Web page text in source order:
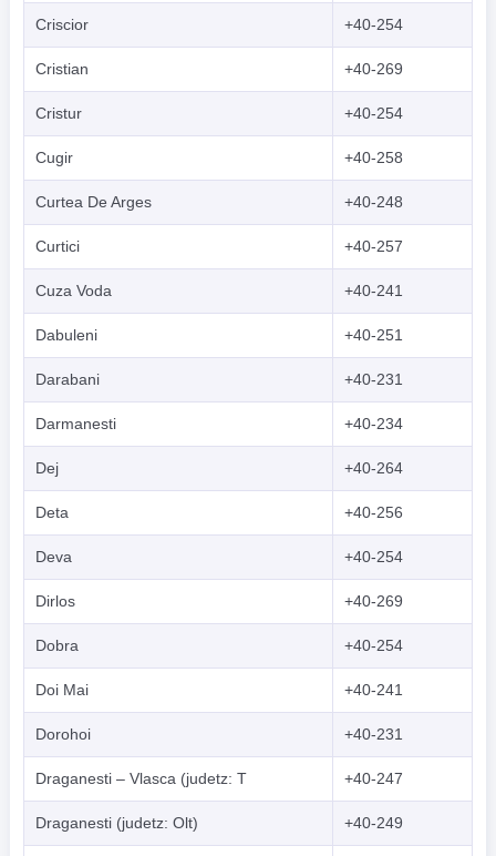
Criscior +40-254
Cristian +40-269
Cristur +40-254
Cugir +40-258
Curtea De Arges +40-248
Curtici +40-257
Cuza Voda +40-241
Dabuleni +40-251
Darabani +40-231
Darmanesti +40-234
Dej +40-264
Deta +40-256
Deva +40-254
Dirlos +40-269
Dobra +40-254
Doi Mai +40-241
Dorohoi +40-231
Draganesti – Vlasca (judetz: T +40-247
Draganesti (judetz: Olt) +40-249